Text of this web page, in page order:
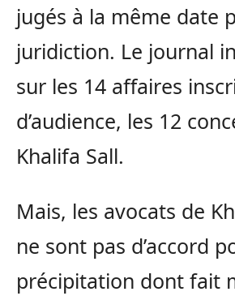
jugés à la même date
juridiction. Le journal
sur les 14 affaires
d’audience, les 12
Khalifa Sall.
Mais, les avocats de
ne sont pas d’accord
précipitation dont fait